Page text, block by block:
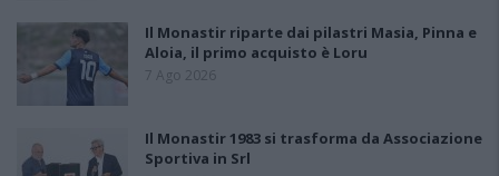
Il Monastir riparte dai pilastri Masia, Pinna e
Aloia, il primo acquisto è Loru
7 Ago 2026
Il Monastir 1983 si trasforma da Associazione
Sportiva in Srl